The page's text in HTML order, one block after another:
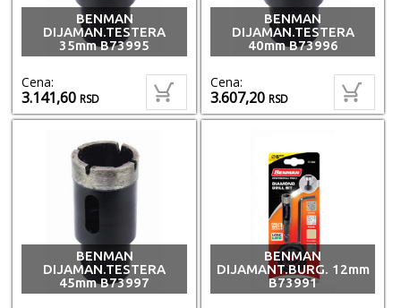
BENMAN
DIJAMAN.TESTERA
35mm B73995
Cena:
3.141,60RSD
BENMAN
DIJAMAN.TESTERA
40mm B73996
Cena:
3.607,20RSD
BENMAN
DIJAMAN.TESTERA
45mm B73997
BENMAN
DIJAMANT.BURG. 12mm
B73991